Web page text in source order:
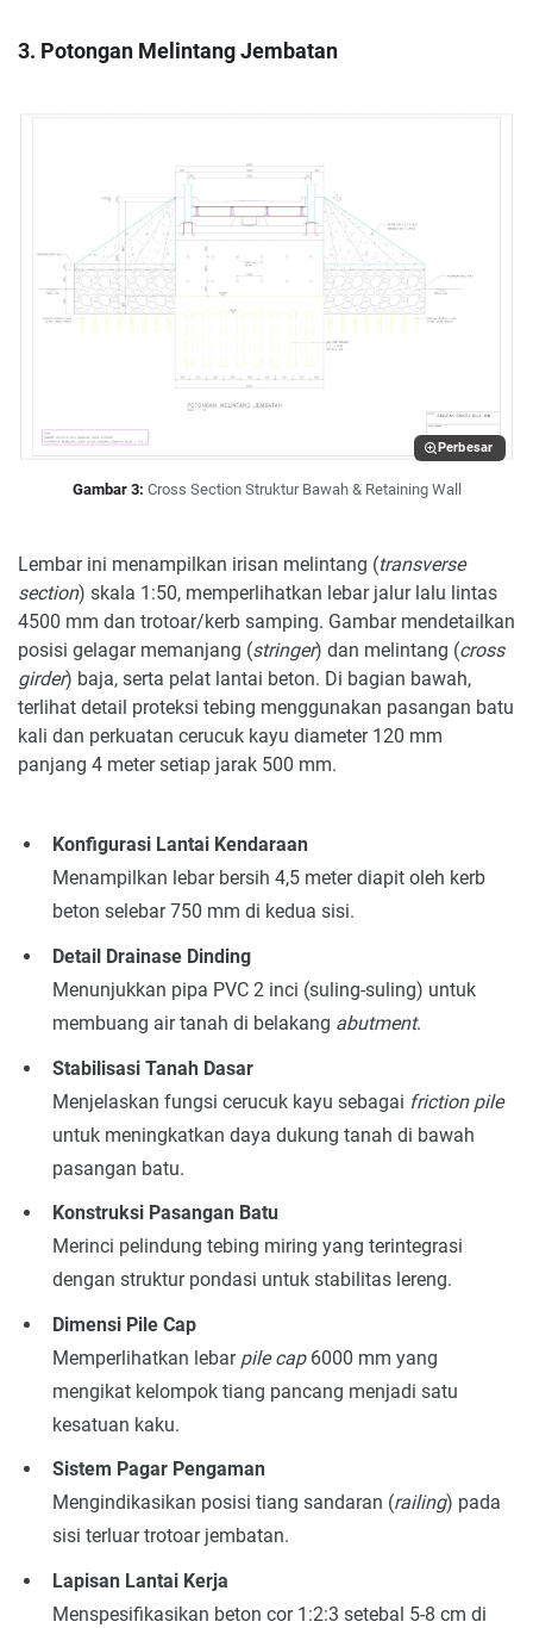
3. Potongan Melintang Jembatan
Perbesar
Gambar 3: Cross Section Struktur Bawah & Retaining Wall
Lembar ini menampilkan irisan melintang (transverse
section) skala 1:50, memperlihatkan lebar jalur lalu lintas
4500 mm dan trotoar/kerb samping. Gambar mendetailkan
posisi gelagar memanjang (stringer) dan melintang (cross
girder) baja, serta pelat lantai beton. Di bagian bawah,
terlihat detail proteksi tebing menggunakan pasangan batu
kali dan perkuatan cerucuk kayu diameter 120 mm
panjang 4 meter setiap jarak 500 mm.
Konfigurasi Lantai Kendaraan
Menampilkan lebar bersih 4,5 meter diapit oleh kerb
beton selebar 750 mm di kedua sisi.
Detail Drainase Dinding
Menunjukkan pipa PVC 2 inci (suling-suling) untuk
membuang air tanah di belakang abutment.
Stabilisasi Tanah Dasar
Menjelaskan fungsi cerucuk kayu sebagai friction pile
untuk meningkatkan daya dukung tanah di bawah
pasangan batu.
Konstruksi Pasangan Batu
Merinci pelindung tebing miring yang terintegrasi
dengan struktur pondasi untuk stabilitas lereng.
Dimensi Pile Cap
Memperlihatkan lebar pile cap6000 mm yang
mengikat kelompok tiang pancang menjadi satu
kesatuan kaku.
Sistem Pagar Pengaman
Mengindikasikan posisi tiang sandaran (railing) pada
sisi terluar trotoar jembatan.
Lapisan Lantai Kerja
Menspesifikasikan beton cor 1:2:3 setebal 5-8 cm di